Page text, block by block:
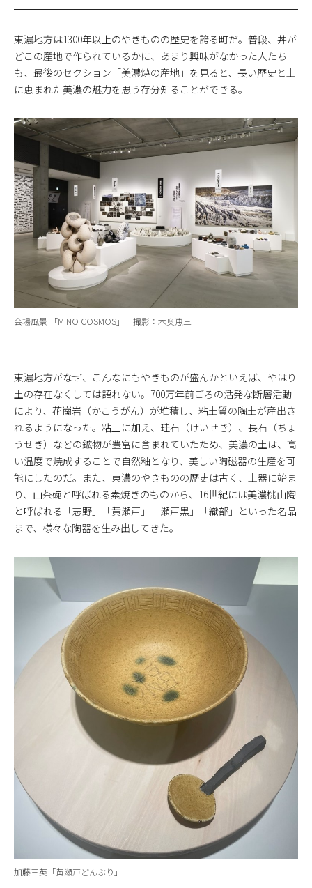
東濃地方は1300年以上のやきものの歴史を誇る町だ。普段、丼が
どこの産地で作られているかに、あまり興味がなかった人たち
も、最後のセクション「美濃焼の産地」を見ると、長い歴史と土
に恵まれた美濃の魅力を思う存分知ることができる。
会場風景 「MINO COSMOS」 撮影：木奥恵三
東濃地方がなぜ、こんなにもやきものが盛んかといえば、やはり
土の存在なくしては語れない。700万年前ごろの活発な断層活動
により、花崗岩（かこうがん）が堆積し、粘土質の陶土が産出さ
れるようになった。粘土に加え、珪石（けいせき）、長石（ちょ
うせき）などの鉱物が豊富に含まれていたため、美濃の土は、高
い温度で焼成することで自然釉となり、美しい陶磁器の生産を可
能にしたのだ。また、東濃のやきものの歴史は古く、土器に始ま
り、山茶碗と呼ばれる素焼きのものから、16世紀には美濃桃山陶
と呼ばれる「志野」「黄瀬戸」「瀬戸黒」「織部」といった名品
まで、様々な陶器を生み出してきた。
加藤三英「黄瀬戸どんぶり」